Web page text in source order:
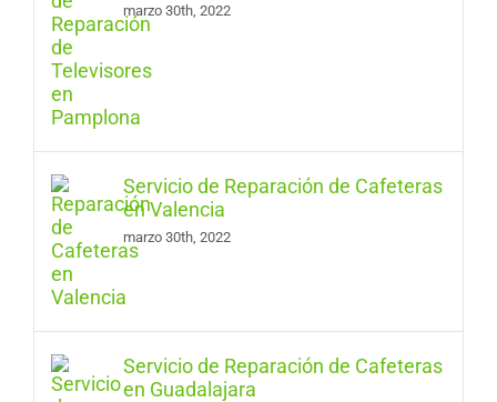
marzo 30th, 2022
Servicio de Reparación de Cafeteras
en Valencia
marzo 30th, 2022
Servicio de Reparación de Cafeteras
en Guadalajara